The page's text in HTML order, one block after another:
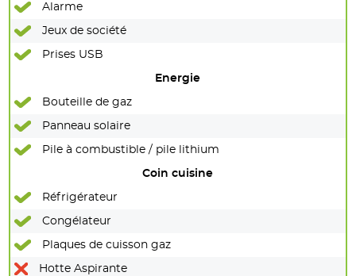
Alarme
Jeux de société
Prises USB
Energie
Bouteille de gaz
Panneau solaire
Pile à combustible / pile lithium
Coin cuisine
Réfrigérateur
Congélateur
Plaques de cuisson gaz
Hotte Aspirante